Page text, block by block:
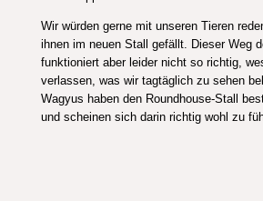
Wir würden gerne mit unseren Tieren
ihnen im neuen Stall gefällt. Dieser Weg
funktioniert aber leider nicht so richtig,
verlassen, was wir tagtäglich zu sehen
Wagyus haben den Roundhouse-Stall
und scheinen sich darin richtig wohl zu